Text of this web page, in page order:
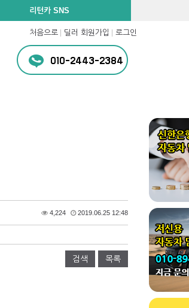
리턴카 SNS
처음으로 딜러 회원가입 로그인
010-2443-2384
4,224 2019.06.25 12:48
검색 목록